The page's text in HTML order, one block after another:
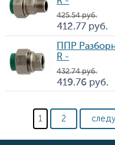
Цена
425.54 руб.
412.77 руб.
ППР
R -
Цена
432.74 руб.
419.76 руб.
1 2